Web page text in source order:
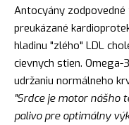
Antocyány
preukázané
hladinu "zlého" LDL
cievnych stien.
udržaniu normálneho
"Srdce je motor nášho
palivo pre optimálny